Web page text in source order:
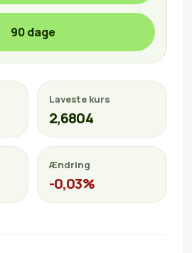
90 dage
Laveste kurs
2,6804
Ændring
-0,03%